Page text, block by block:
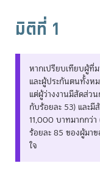
มิติที่ 1
หากเปรียบเทียบผู้ที่
และผู้ประกันตนทั้งห
แต่ผู้ว่างงานมีสัดส่ว
กับร้อยละ 53) และ
11,000 บาทมากกว่
ร้อยละ 85 ของผู้มา
ใจ